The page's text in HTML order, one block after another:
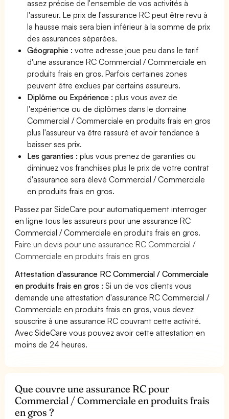
assez précise de l'ensemble de vos activités à
l'assureur. Le prix de l'assurance RC peut être revu à
la hausse mais sera bien inférieur à la somme de prix
des assurances séparées.
Géographie :votre adresse joue peu dans le tarif
d'une assurance RC Commercial / Commerciale en
produits frais en gros. Parfois certaines zones
peuvent être exclues par certains assureurs.
Diplôme ou Expérience :plus vous avez de
l'expérience ou de diplômes dans le domaine
Commercial / Commerciale en produits frais en gros
plus l'assureur va être rassuré et avoir tendance à
baisser ses prix.
Les garanties :plus vous prenez de garanties ou
diminuez vos franchises plus le prix de votre contrat
d'assurance sera élevé Commercial / Commerciale
en produits frais en gros.
Passez par SideCare pour automatiquement interroger
en ligne tous les assureurs pour une assurance RC
Commercial / Commerciale en produits frais en gros.
Faire un devis pour une assurance RC Commercial /
Commerciale en produits frais en gros
Attestation d'assurance RC Commercial / Commerciale
en produits frais en gros : Si un de vos clients vous
demande une attestation d'assurance RC Commercial /
Commerciale en produits frais en gros, vous devez
souscrire à une assurance RC couvrant cette activité.
Avec SideCare vous pouvez avoir cette attestation en
moins de 24 heures.
Que couvre une assurance RC pour
Commercial / Commerciale en produits frais
en gros ?